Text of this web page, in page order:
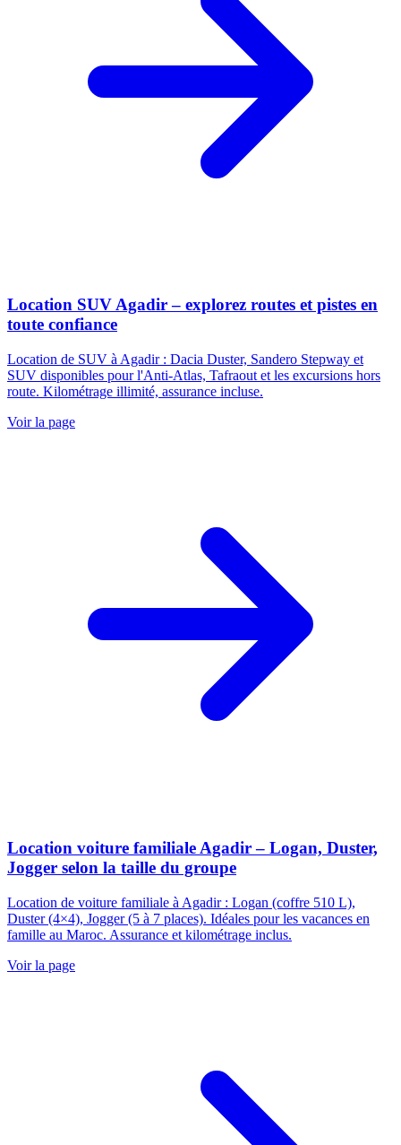
Location SUV Agadir – explorez routes et pistes en
toute confiance
Location de SUV à Agadir : Dacia Duster, Sandero Stepway et
SUV disponibles pour l'Anti-Atlas, Tafraout et les excursions hors
route. Kilométrage illimité, assurance incluse.
Voir la page
Location voiture familiale Agadir – Logan, Duster,
Jogger selon la taille du groupe
Location de voiture familiale à Agadir : Logan (coffre 510 L),
Duster (4×4), Jogger (5 à 7 places). Idéales pour les vacances en
famille au Maroc. Assurance et kilométrage inclus.
Voir la page